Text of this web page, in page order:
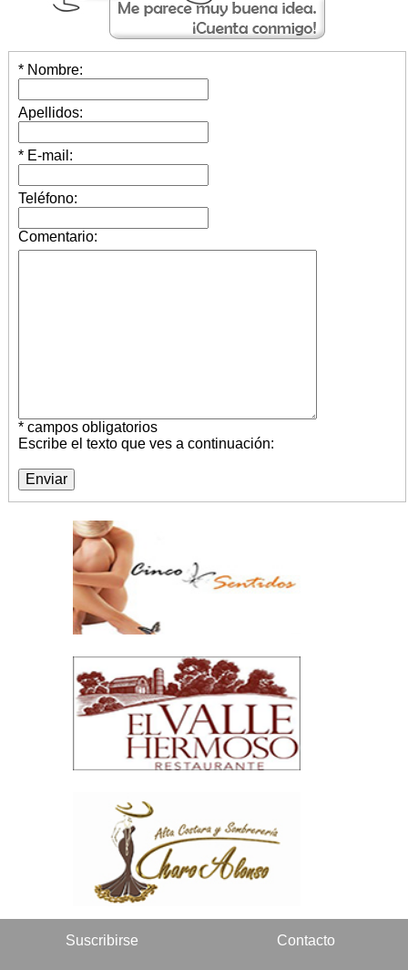
* Nombre:
Apellidos:
* E-mail:
Teléfono:
Comentario:
* campos obligatorios
Escribe el texto que ves a continuación:
Suscribirse Contacto